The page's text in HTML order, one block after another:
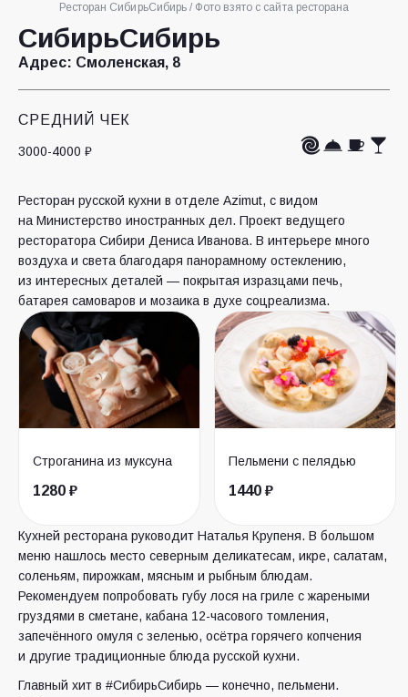
Ресторан СибирьСибирь / Фото взято с сайта ресторана
СибирьСибирь
Адрес: Смоленская, 8
СРЕДНИЙ ЧЕК
3000-4000 ₽
Ресторан русской кухни в отделе Azimut, с видом
на Министерство иностранных дел. Проект ведущего
ресторатора Сибири Дениса Иванова. В интерьере много
воздуха и света благодаря панорамному остеклению,
из интересных деталей — покрытая изразцами печь,
батарея самоваров и мозаика в духе соцреализма.
Строганина из муксуна
1280 ₽
Пельмени с пелядью
1440 ₽
Кухней ресторана руководит Наталья Крупеня. В большом
меню нашлось место северным деликатесам, икре, салатам,
соленьям, пирожкам, мясным и рыбным блюдам.
Рекомендуем попробовать губу лося на гриле с жареными
груздями в сметане, кабана 12-часового томления,
запечённого омуля с зеленью, осётра горячего копчения
и другие традиционные блюда русской кухни.
Главный хит в #СибирьСибирь — конечно, пельмени.